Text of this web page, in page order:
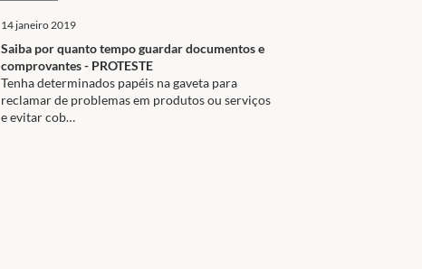
14 janeiro 2019
Saiba por quanto tempo guardar documentos e
comprovantes - PROTESTE
Tenha determinados papéis na gaveta para
reclamar de problemas em produtos ou serviços
e evitar cob…